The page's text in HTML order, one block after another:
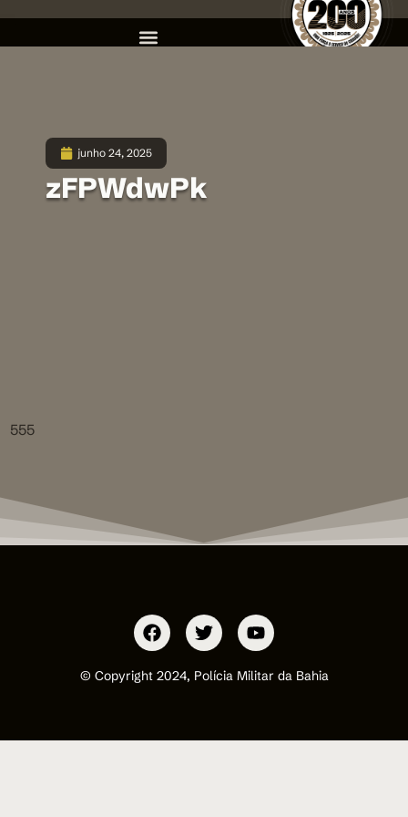
junho 24, 2025
zFPWdwPk
555
© Copyright 2024, Polícia Militar da Bahia